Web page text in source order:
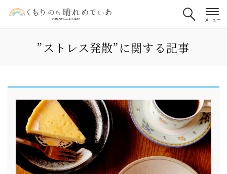
”ストレス発散”に関する記事